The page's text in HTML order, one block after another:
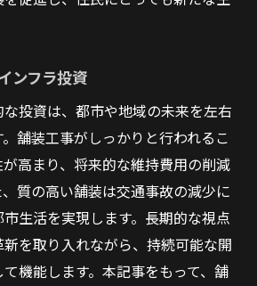
ンフラ投資
投資は、都市や地域の未来を左右
舗装工事がしっかりと行われるこ
高まり、将来的な維持費用の削減
質の高い舗装は交通事故の減少に
生活を実現します。長期的な視点
を取り入れながら、持続可能な開
機能します。本記事をもって、舗